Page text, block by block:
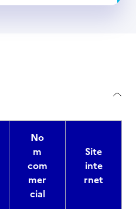
No
m
com
mer
cial
Site
inte
rnet